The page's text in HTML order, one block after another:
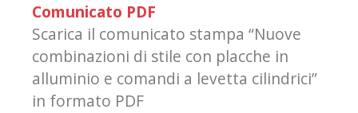
Comunicato PDF
Scarica il comunicato stampa “Nuove
combinazioni di stile con placche in
alluminio e comandi a levetta cilindrici”
in formato PDF